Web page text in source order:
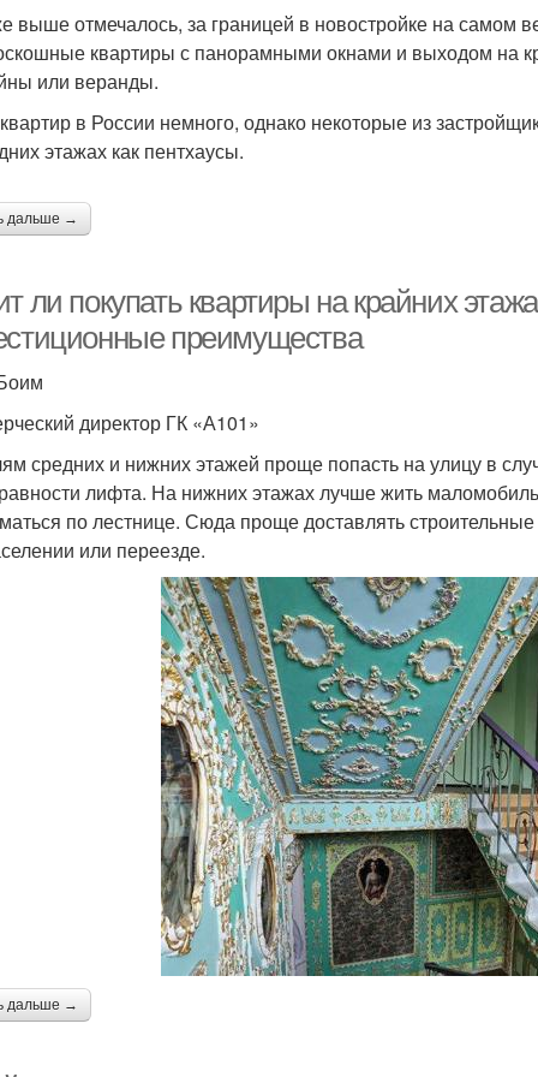
выше отмечалось, за границей в новостройке на самом
квартиры с панорамными окнами и выходом на
или веранды.
в России немного, однако некоторые из
этажах как пентхаусы.
дальше →
ли покупать квартиры на крайних
преимущества
директор ГК «А101»
средних и нижних этажей проще попасть на улицу в
лифта. На нижних этажах лучше жить
по лестнице. Сюда проще доставлять
или переезде.
дальше →